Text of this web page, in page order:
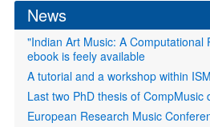
News
"Indian Art Music: A Computational
ebook is feely available
A tutorial and a workshop within
Last two PhD thesis of CompMusic
European Research Music